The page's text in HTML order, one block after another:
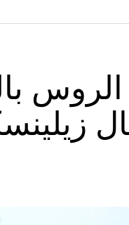
الروس